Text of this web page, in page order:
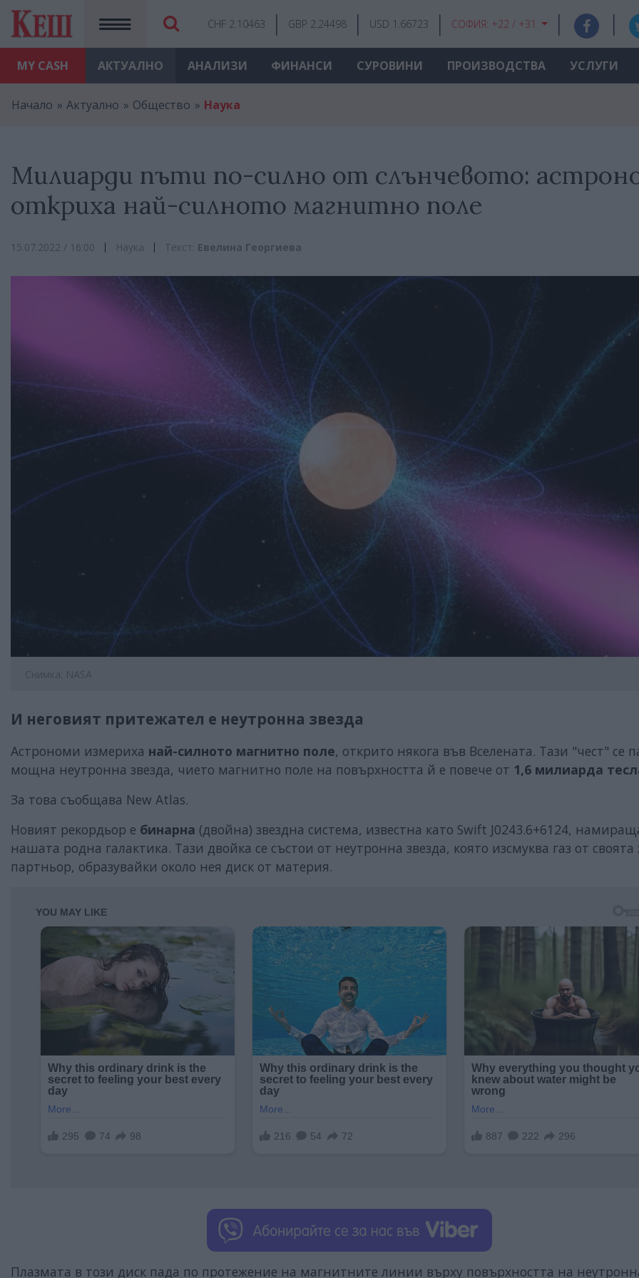
MY CASH
CHF 2.10463 GBP 2.24498 USD 1.66723 СОФИЯ: +22 / +31
АКТУАЛНО АНАЛИЗИ ФИНАНСИ СУРОВИНИ ПРОИЗВОДСТВА УСЛУГИ
Начало Актуално Общество Наука
Милиарди пъти по-силно от слънчевото:
откриха най-силното магнитно поле
15.07.2022 / 16:00 Наука Текст: Евелина Георгиева
Снимка: NASA
И неговият притежател е неутронна звезда
Астрономи измериха най-силното магнитно поле, открито някога във Вселената. Тази "чест" се
мощна неутронна звезда, чието магнитно поле на повърхността й е повече от 1,6 милиарда
За това съобщава New Atlas.
Новият рекордьор е бинарна (двойна) звездна система, известна като Swift J0243.6+6124,
нашата родна галактика. Тази двойка се състои от неутронна звезда, която изсмуква газ от своята
партньор, образувайки около нея диск от материя.
Плазмата в този диск пада по протежение на магнитните линии върху повърхността на